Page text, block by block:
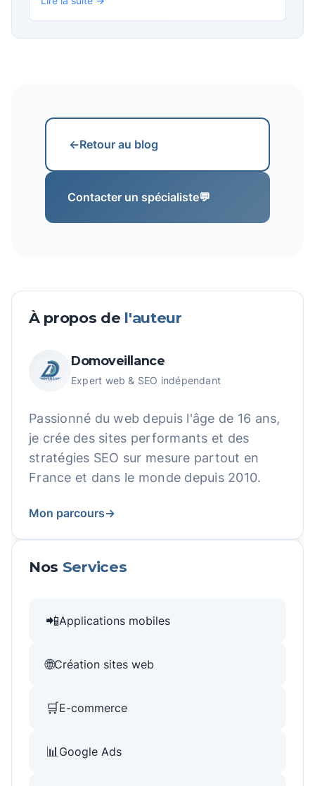
←Retour au blog
Contacter un spécialiste💬
À propos de l'auteur
Domoveillance
Expert web & SEO indépendant
Passionné du web depuis l'âge de 16 ans,
je crée des sites performants et des
stratégies SEO sur mesure partout en
France et dans le monde depuis 2010.
Mon parcours→
Nos Services
📲Applications mobiles
🌐Création sites web
🛒E-commerce
📊Google Ads